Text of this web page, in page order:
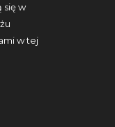
się w
w tej